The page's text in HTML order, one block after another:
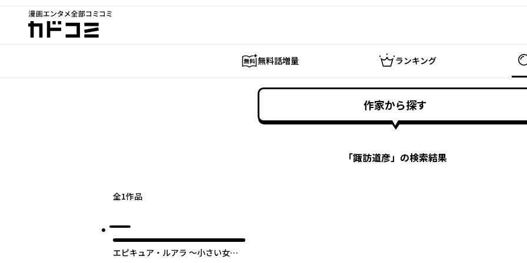
漫画エンタメ全部コミコミ
カドコミ
無料話増量 ランキング
作家から探す
「諏訪道彦」の検索結果
全1作品
エピキュア・ルアラ ～小さい女優